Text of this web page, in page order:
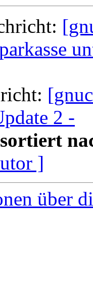
2 -
]
über